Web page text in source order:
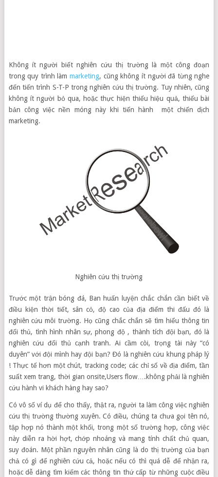
Không ít người biết nghiên cứu thị trường là một công đoạn
trong quy trình làmmarketing, cũng không ít người đã từng nghe
đến tiến trình S-T-P trong nghiên cứu thị trường. Tuy nhiên, cũng
không ít người bỏ qua, hoặc thực hiện thiếu hiệu quả, thiếu bài
bản công việc nền móng này khi tiến hành một chiến dịch
marketing.
Nghiên cứu thị trường
Trước một trận bóng đá, Ban huấn luyện chắc chắn cần biết về
điều kiện thời tiết, sân cỏ, độ cao của địa điểm thi đấu đó là
nghiên cứu môi trường. Họ cũng chắc chắn sẽ tìm hiểu thông tin
đối thủ, tình hình nhân sự, phong độ , thành tích đội bạn, đó là
nghiên cứu đối thủ cạnh tranh. Ai cầm còi, trọng tài này “có
duyên” với đội mình hay đội bạn? Đó là nghiên cứu khung pháp lý
! Thực tế hơn một chút, tracking code; các chỉ số về địa điểm, tần
suất xem trang, thời gian onsite,Users flow….không phải là nghiên
cứu hành vi khách hàng hay sao?
Có vô số ví dụ để cho thấy, thật ra, người ta làm công việc nghiên
cứu thị trường thường xuyên. Có điều, chúng ta chưa gọi tên nó,
tập hợp nó thành một khối, trong một số trường hợp, công việc
này diễn ra hời hợt, chớp nhoáng và mang tính chất chủ quan,
suy đoán. Một phần nguyên nhân cũng là do thị trường của bạn
chả có gì để nghiên cứu cả, hoặc nếu có thì quá dễ để nhận ra,
hoặc dễ dàng tìm kiếm các thông tin thứ cấp từ những cuộc điều